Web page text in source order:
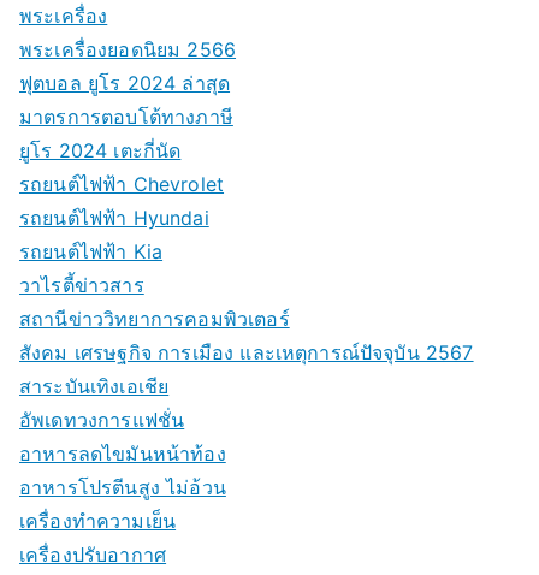
พระเครื่อง
พระเครื่องยอดนิยม 2566
ฟุตบอล ยูโร 2024 ล่าสุด
มาตรการตอบโต้ทางภาษี
ยูโร 2024 เตะกี่นัด
รถยนต์ไฟฟ้า Chevrolet
รถยนต์ไฟฟ้า Hyundai
รถยนต์ไฟฟ้า Kia
วาไรตี้ข่าวสาร
สถานีข่าววิทยาการคอมพิวเตอร์
สังคม เศรษฐกิจ การเมือง และเหตุการณ์ปัจจุบัน 2567
สาระบันเทิงเอเชีย
อัพเดทวงการแฟชั่น
อาหารลดไขมันหน้าท้อง
อาหารโปรตีนสูง ไม่อ้วน
เครื่องทำความเย็น
เครื่องปรับอากาศ